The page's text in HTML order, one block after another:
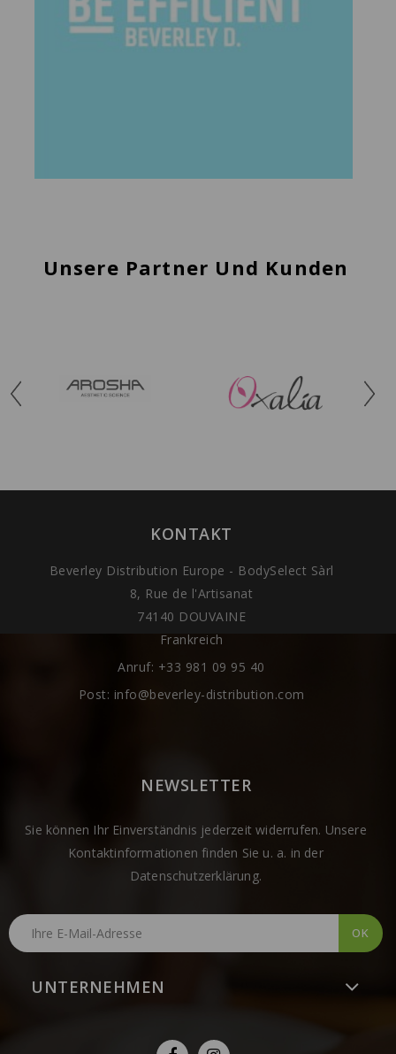
Unsere Partner Und Kunden
KONTAKT
Beverley Distribution Europe - BodySelect Sàrl
8, Rue de l'Artisanat
74140 DOUVAINE
Frankreich
Anruf: +33 981 09 95 40
Post: info@beverley-distribution.com
NEWSLETTER
Sie können Ihr Einverständnis jederzeit widerrufen. Unsere
Kontaktinformationen finden Sie u. a. in der
Datenschutzerklärung.
UNTERNEHMEN